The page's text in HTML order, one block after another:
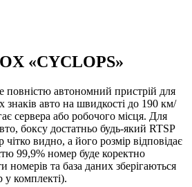
«CYCLOPS»
автономний пристрій для
знаків авто на швидкості до 190 км/
сервера або робочого місця. Для
боксу достатньо будь-який RTSP
видно, а його розмір відповідає
99,9% номер буде коректно
та база даних зберігаються
у комплекті).